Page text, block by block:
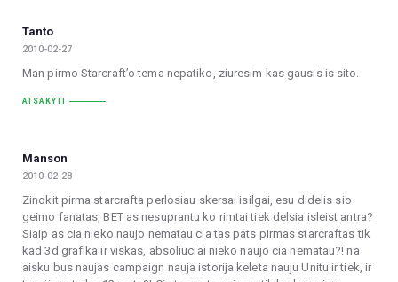
Tanto
2010-02-27
Man pirmo Starcraft’o tema nepatiko, ziuresim kas gausis is sito.
ATSAKYTI
Manson
2010-02-28
Zinokit pirma starcrafta perlosiau skersai isilgai, esu didelis sio
geimo fanatas, BET as nesuprantu ko rimtai tiek delsia isleist antra?
Siaip as cia nieko naujo nematau cia tas pats pirmas starcraftas tik
kad 3d grafika ir viskas, absoliuciai nieko naujo cia nematau?! na
aisku bus naujas campaign nauja istorija keleta nauju Unitu ir tiek, ir